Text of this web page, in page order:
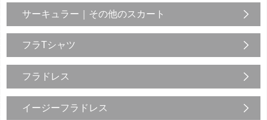
サーキュラー｜その他のスカート
フラTシャツ
フラドレス
イージーフラドレス